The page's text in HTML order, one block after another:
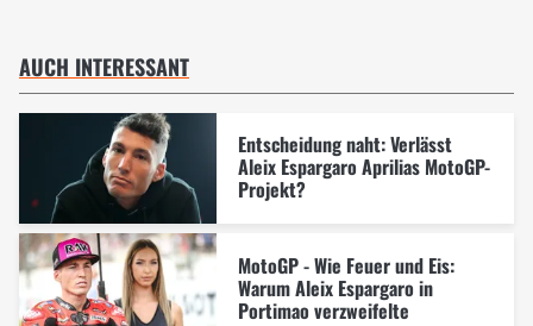
AUCH INTERESSANT
Entscheidung naht: Verlässt
Aleix Espargaro Aprilias MotoGP-
Projekt?
MotoGP - Wie Feuer und Eis:
Warum Aleix Espargaro in
Portimao verzweifelte